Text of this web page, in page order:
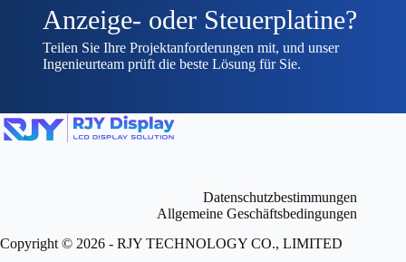
Anzeige- oder Steuerplatine?
Teilen Sie Ihre Projektanforderungen mit, und unser
Ingenieurteam prüft die beste Lösung für Sie.
Datenschutzbestimmungen
Allgemeine Geschäftsbedingungen
Copyright © 2026 - RJY TECHNOLOGY CO., LIMITED